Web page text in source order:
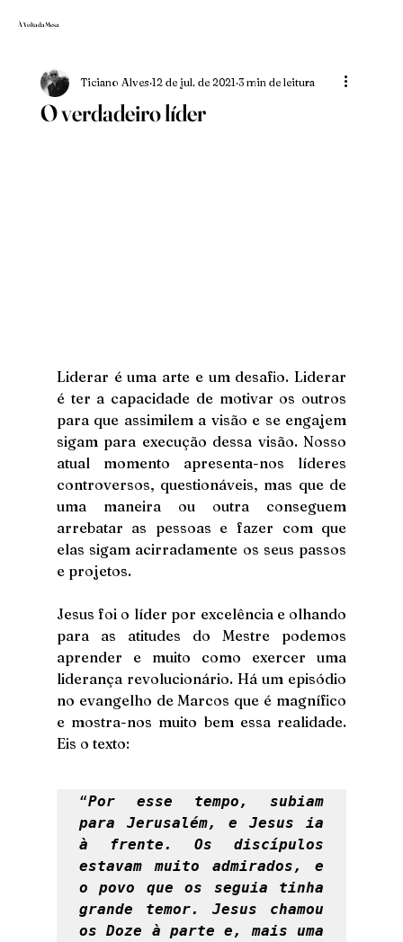
À Volta da Mesa
O verdadeiro líder
Ticiano Alves 12 de jul. de 2021 3 min de leitura
Liderar é uma arte e um desafio. Liderar
é ter a capacidade de motivar os outros
para que assimilem a visão e se engajem
sigam para execução dessa visão. Nosso
atual momento apresenta-nos líderes
controversos, questionáveis, mas que de
uma maneira ou outra conseguem
arrebatar as pessoas e fazer com que
elas sigam acirradamente os seus passos
e projetos.
Jesus foi o líder por excelência e olhando
para as atitudes do Mestre podemos
aprender e muito como exercer uma
liderança revolucionário. Há um episódio
no evangelho de Marcos que é magnífico
e mostra-nos muito bem essa realidade.
Eis o texto:
“Por esse tempo, subiam
para Jerusalém, e Jesus ia
à frente. Os discípulos
estavam muito admirados, e
o povo que os seguia tinha
grande temor. Jesus chamou
os Doze à parte e, mais uma